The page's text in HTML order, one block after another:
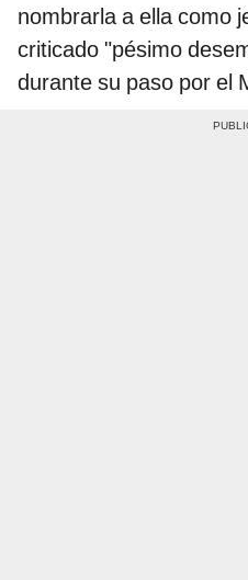
nombrarla a ella como
criticado "pésimo
durante su paso por el